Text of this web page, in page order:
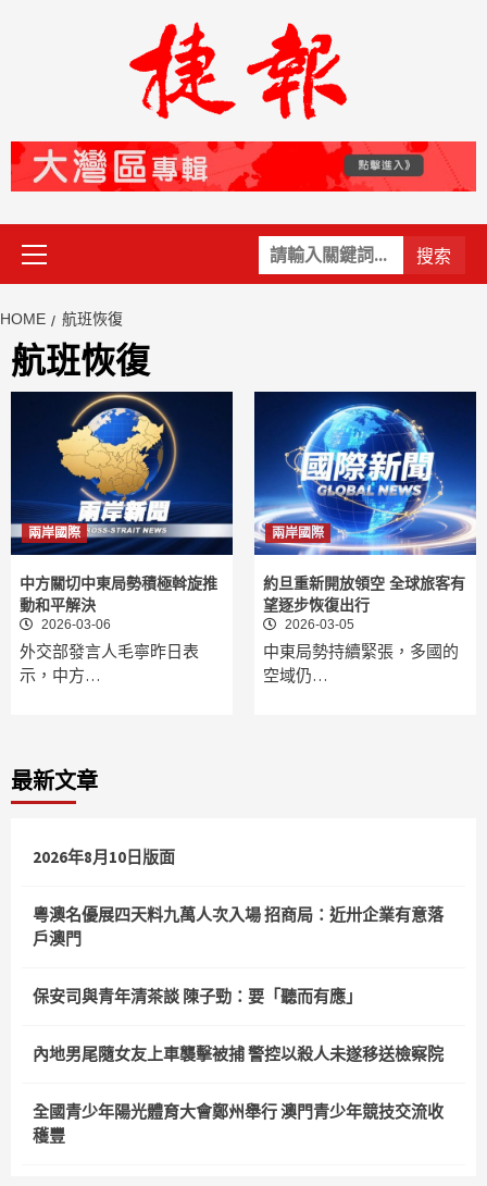
關
鍵
Primary
Menu
HOME 航班恢復
航班恢復
兩岸國際
中方關切中東局勢積極斡旋推
動和平解決
2026-03-06
外交部發言人毛寧昨日表
示，中方…
兩岸國際
約旦重新開放領空 全球旅客有
望逐步恢復出行
2026-03-05
中東局勢持續緊張，多國的
空域仍…
最新文章
2026年8月10日版面
粵澳名優展四天料九萬人次入場 招商局：近卅企業有意落
戶澳門
保安司與青年清茶談 陳子勁：要「聽而有應」
內地男尾隨女友上車襲擊被捕 警控以殺人未遂移送檢察院
全國青少年陽光體育大會鄭州舉行 澳門青少年競技交流收
穫豐